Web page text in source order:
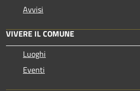
Avvisi
VIVERE IL COMUNE
Luoghi
Eventi